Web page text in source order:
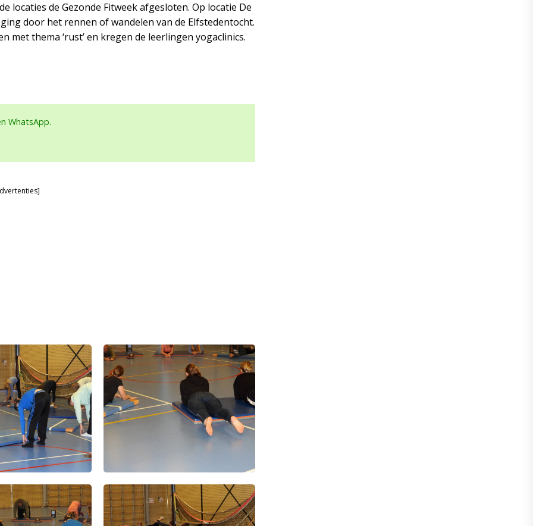
locaties de Gezonde Fitweek afgesloten. Op locatie De
door het rennen of wandelen van de Elfstedentocht.
met thema ‘rust’ en kregen de leerlingen yogaclinics.
WhatsApp.